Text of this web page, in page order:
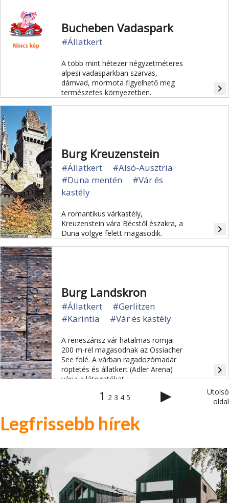
Bucheben Vadaspark
#Állatkert
A több mint hétezer négyzetméteres
alpesi vadasparkban szarvas,
dámvad, mormota figyelhető meg
természetes környezetben.
navigate_next
Burg Kreuzenstein
#Állatkert
#Alsó-Ausztria
#Duna mentén
#Vár és
kastély
A romantikus várkastély,
Kreuzenstein vára Bécstől északra, a
Duna völgye felett magasodik.
navigate_next
Burg Landskron
#Állatkert
#Gerlitzen
#Karintia
#Vár és kastély
A reneszánsz vár hatalmas romjai
200 m-rel magasodnak az Ossiacher
See fölé. A várban ragadozómadár
röptetés és állatkert (Adler Arena)
várja a látogatókat.
navigate_next
1 2 3 4 5 ▶
Utolsó
oldal
Legfrissebb hírek